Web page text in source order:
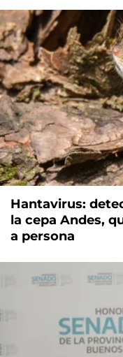
Hantavirus:
la cepa Andes,
a persona